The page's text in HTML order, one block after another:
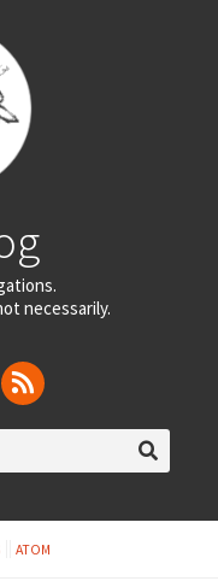
necessarily.
ATOM